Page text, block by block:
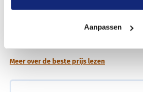
Aanpassen
Een betere uitvaart ervaring
Meer over de beste prijs lezen